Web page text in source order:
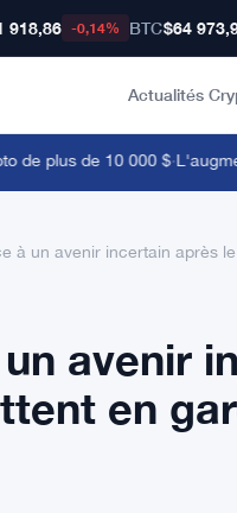
918,86 -0,14% BTC$64
Actualités
plus de 10 000 $·
à un avenir incertain après
avenir
en